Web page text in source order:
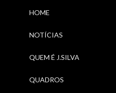
HOME
NOTÍCIAS
QUEM É J.SILVA
QUADROS